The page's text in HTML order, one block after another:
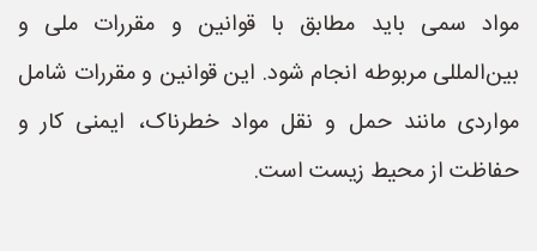
مواد سمی باید مطابق با قوانین و مقررات ملی و
بین‌المللی مربوطه انجام شود. این قوانین و مقررات شامل
مواردی مانند حمل و نقل مواد خطرناک، ایمنی کار و
حفاظت از محیط زیست است.